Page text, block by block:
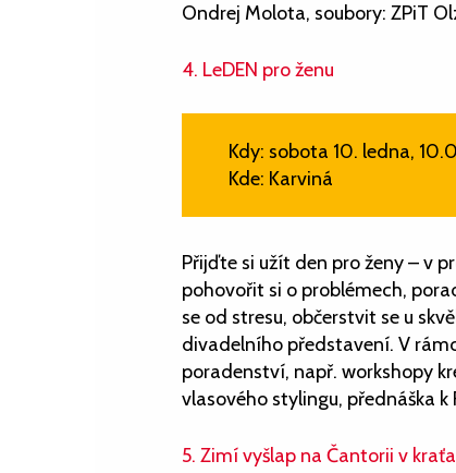
Ondrej Molota, soubory: ZPiT
4. LeDEN pro ženu
Kdy: sobota 10. ledna,
Kde: Karviná
Přijďte si užít den pro ženy – v
pohovořit si o problémech,
se od stresu, občerstvit se u
divadelního představení. V
poradenství, např. workshopy
vlasového stylingu, přednáška
5. Zimí vyšlap na Čantorii v